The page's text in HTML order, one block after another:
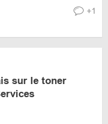
+1
sur le toner